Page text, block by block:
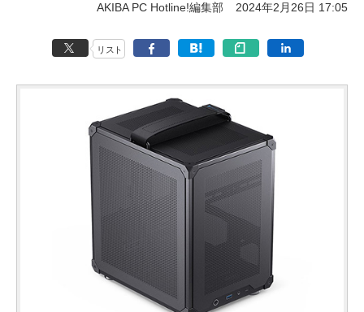
AKIBA PC Hotline!編集部 2024年2月26日 17:05
リスト